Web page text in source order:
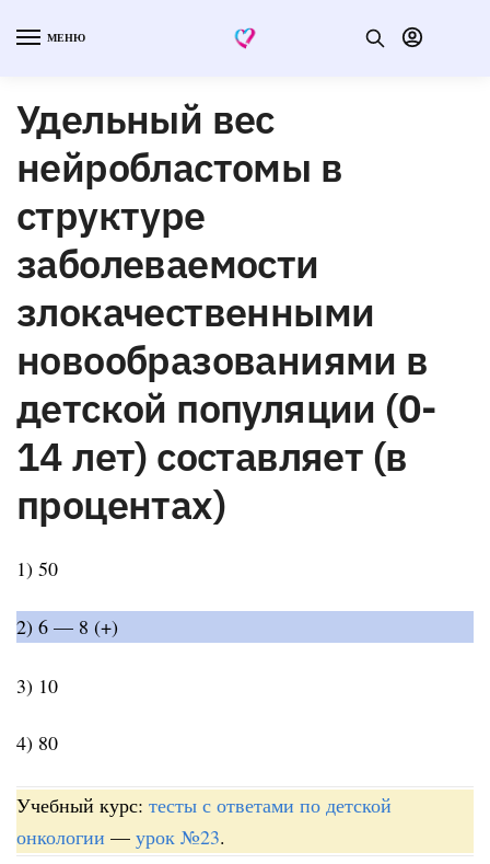
МЕНЮ
Удельный вес
нейробластомы в
структуре
заболеваемости
злокачественными
новообразованиями в
детской популяции (0-
14 лет) составляет (в
процентах)
1) 50
2) 6 — 8 (+)
3) 10
4) 80
Учебный курс: тесты с ответами по детской
онкологии — урок №23.